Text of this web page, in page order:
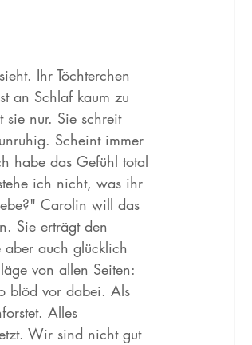
Ihr Töchterchen
an Schlaf kaum zu
nur. Sie schreit
Scheint immer
habe das Gefühl total
ich nicht, was ihr
Carolin will das
Sie erträgt den
auch glücklich
von allen Seiten:
blöd vor dabei. Als
Alles
Wir sind nicht gut